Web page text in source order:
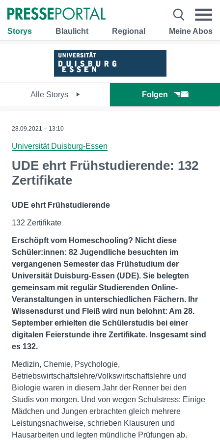
Storys Blaulicht Regional Meine Abos
Alle Storys Folgen
28.09.2021 – 13:10
Universität Duisburg-Essen
UDE ehrt Frühstudierende: 132
Zertifikate
UDE ehrt Frühstudierende
132 Zertifikate
Erschöpft vom Homeschooling? Nicht diese
Schüler:innen: 82 Jugendliche besuchten im
vergangenen Semester das Frühstudium der
Universität Duisburg-Essen (UDE). Sie belegten
gemeinsam mit regulär Studierenden Online-
Veranstaltungen in unterschiedlichen Fächern. Ihr
Wissensdurst und Fleiß wird nun belohnt: Am 28.
September erhielten die Schülerstudis bei einer
digitalen Feierstunde ihre Zertifikate. Insgesamt sind
es 132.
Medizin, Chemie, Psychologie,
Betriebswirtschaftslehre/Volkswirtschaftslehre und
Biologie waren in diesem Jahr der Renner bei den
Studis von morgen. Und von wegen Schulstress: Einige
Mädchen und Jungen erbrachten gleich mehrere
Leistungsnachweise, schrieben Klausuren und
Hausarbeiten und legten mündliche Prüfungen ab.